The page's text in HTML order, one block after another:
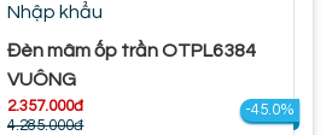
Nhập khẩu
Đèn mâm ốp trần OTPL6384
VUÔNG
2.357.000đ
4.285.000đ
-45.0%